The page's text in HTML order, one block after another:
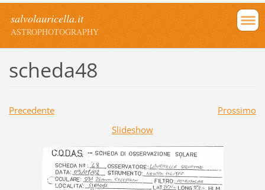
salvolauricella.it
ASTROPHOTOGRAPHY
scheda48
Precedente
Prossimo
Slideshow